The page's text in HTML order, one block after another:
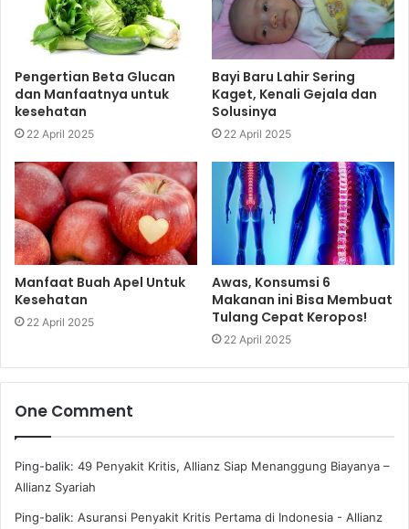
Pengertian Beta Glucan
dan Manfaatnya untuk
kesehatan
22 April 2025
Bayi Baru Lahir Sering
Kaget, Kenali Gejala dan
Solusinya
22 April 2025
Manfaat Buah Apel Untuk
Kesehatan
22 April 2025
Awas, Konsumsi 6
Makanan ini Bisa Membuat
Tulang Cepat Keropos!
22 April 2025
One Comment
Ping-balik: 49 Penyakit Kritis, Allianz Siap Menanggung Biayanya –
Allianz Syariah
Ping-balik: Asuransi Penyakit Kritis Pertama di Indonesia - Allianz